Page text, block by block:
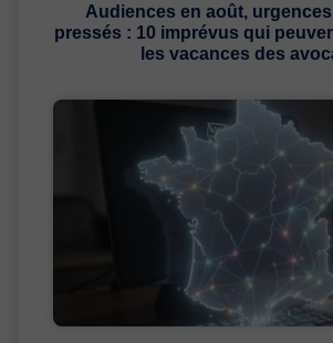
Audiences en août,
pressés : 10 imprévus qui
les vacances des